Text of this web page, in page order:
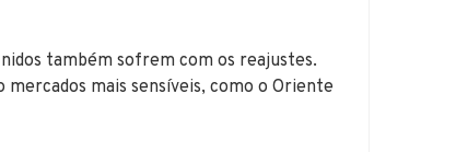
também sofrem com os reajustes.
mais sensíveis, como o Oriente